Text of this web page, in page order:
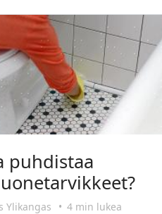
puhdistaa
Ylikangas • 4 min lukea